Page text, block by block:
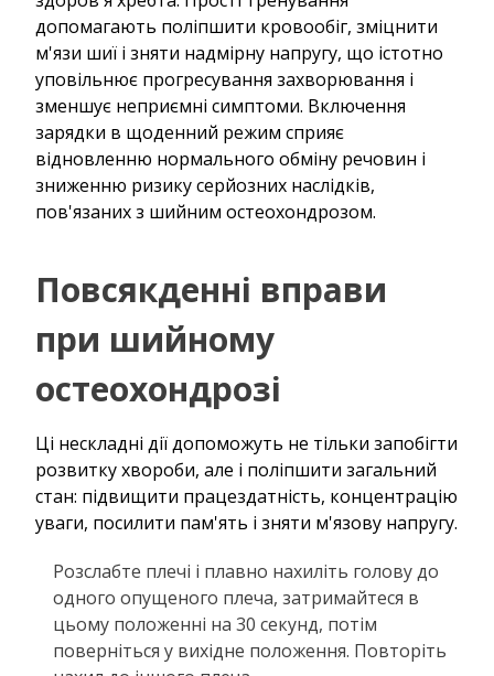
допомагають поліпшити кровообіг, зміцнити
м'язи шиї і зняти надмірну напругу, що істотно
уповільнює прогресування захворювання і
зменшує неприємні симптоми. Включення
зарядки в щоденний режим сприяє
відновленню нормального обміну речовин і
зниженню ризику серйозних наслідків,
пов'язаних з шийним остеохондрозом.
Повсякденні вправи
при шийному
остеохондрозі
Ці нескладні дії допоможуть не тільки запобігти
розвитку хвороби, але і поліпшити загальний
стан: підвищити працездатність, концентрацію
уваги, посилити пам'ять і зняти м'язову напругу.
Розслабте плечі і плавно нахиліть голову до
одного опущеного плеча, затримайтеся в
цьому положенні на 30 секунд, потім
поверніться у вихідне положення. Повторіть